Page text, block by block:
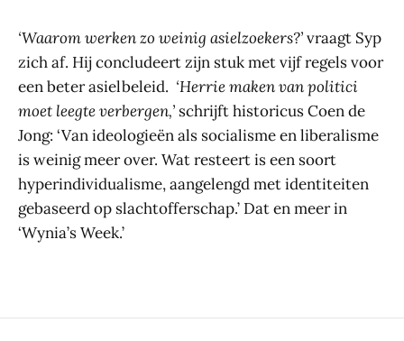
‘Waarom werken zo weinig asielzoekers?’vraagt Syp
zich af. Hij concludeert zijn stuk met vijf regels voor
een beter asielbeleid. ‘Herrie maken van politici
moet leegte verbergen,’ schrijft historicus Coen de
Jong: ‘Van ideologieën als socialisme en liberalisme
is weinig meer over. Wat resteert is een soort
hyperindividualisme, aangelengd met identiteiten
gebaseerd op slachtofferschap.’ Dat en meer in
‘Wynia’s Week.’